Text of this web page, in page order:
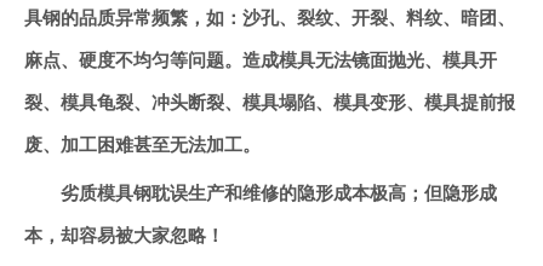
具钢的品质异常频繁，如：沙孔、裂纹、开裂、料纹、暗团、
麻点、硬度不均匀等问题。造成模具无法镜面抛光、模具开
裂、模具龟裂、冲头断裂、模具塌陷、模具变形、模具提前报
废、加工困难甚至无法加工。
劣质模具钢耽误生产和维修的隐形成本极高；但隐形成
本，却容易被大家忽略！